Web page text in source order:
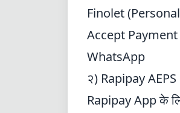
Finolet
Accept
WhatsApp
२) Rapipay
Rapipay App के